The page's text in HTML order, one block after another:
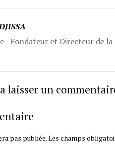
- Fondateur et Directeur de la
laisser un
pas publiée.Les champs